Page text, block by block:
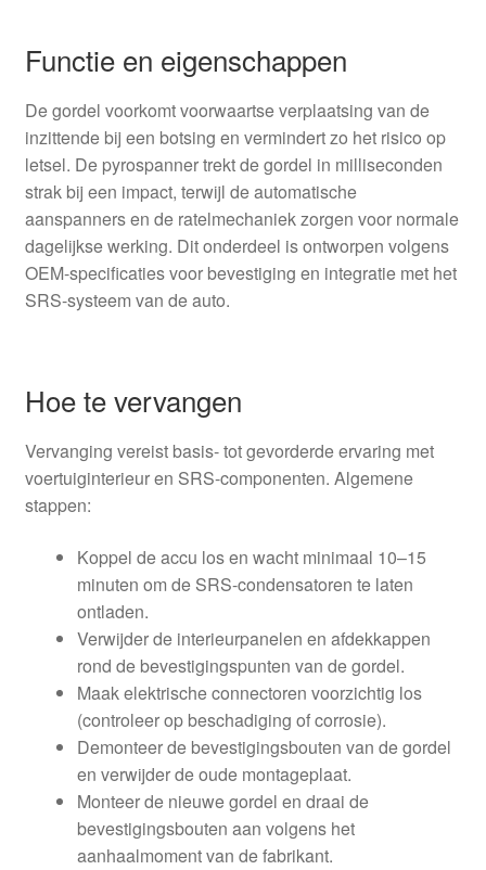
Functie en eigenschappen
De gordel voorkomt voorwaartse verplaatsing van de
inzittende bij een botsing en vermindert zo het risico op
letsel. De pyrospanner trekt de gordel in milliseconden
strak bij een impact, terwijl de automatische
aanspanners en de ratelmechaniek zorgen voor normale
dagelijkse werking. Dit onderdeel is ontworpen volgens
OEM-specificaties voor bevestiging en integratie met het
SRS-systeem van de auto.
Hoe te vervangen
Vervanging vereist basis- tot gevorderde ervaring met
voertuiginterieur en SRS-componenten. Algemene
stappen:
Koppel de accu los en wacht minimaal 10–15
minuten om de SRS-condensatoren te laten
ontladen.
Verwijder de interieurpanelen en afdekkappen
rond de bevestigingspunten van de gordel.
Maak elektrische connectoren voorzichtig los
(controleer op beschadiging of corrosie).
Demonteer de bevestigingsbouten van de gordel
en verwijder de oude montageplaat.
Monteer de nieuwe gordel en draai de
bevestigingsbouten aan volgens het
aanhaalmoment van de fabrikant.